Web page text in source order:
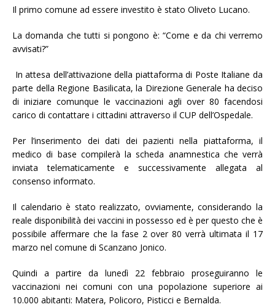
Il primo comune ad essere investito è stato Oliveto Lucano.
La domanda che tutti si pongono è: “Come e da chi verremo
avvisati?”
In attesa dell’attivazione della piattaforma di Poste Italiane da
parte della Regione Basilicata, la Direzione Generale ha deciso
di iniziare comunque le vaccinazioni agli over 80 facendosi
carico di contattare i cittadini attraverso il CUP dell’Ospedale.
Per l’inserimento dei dati dei pazienti nella piattaforma, il
medico di base compilerà la scheda anamnestica che verrà
inviata telematicamente e successivamente allegata al
consenso informato.
Il calendario è stato realizzato, ovviamente, considerando la
reale disponibilità dei vaccini in possesso ed è per questo che è
possibile affermare che la fase 2 over 80 verrà ultimata il 17
marzo nel comune di Scanzano Jonico.
Quindi a partire da lunedì 22 febbraio proseguiranno le
vaccinazioni nei comuni con una popolazione superiore ai
10.000 abitanti: Matera, Policoro, Pisticci e Bernalda.